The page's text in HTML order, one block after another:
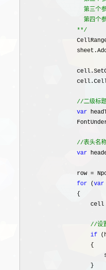
第三个参
第四个参
                *
*/
//二级标
var
//表头名
var
                row
=
for (var
                {
                    cell
//设
if
                    {
                    }